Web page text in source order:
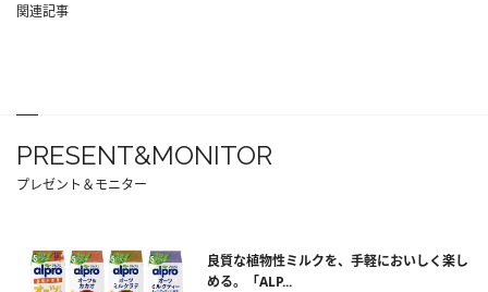
関連記事
PRESENT&MONITOR
プレゼント＆モニター
良質な植物性ミルクを、手軽においしく楽し
める。「ALP...